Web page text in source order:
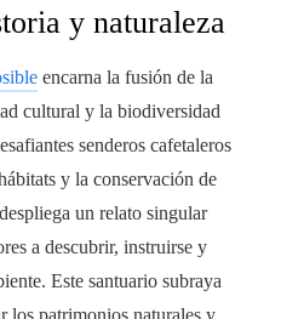
y naturaleza
encarna la fusión de la
cultural y la biodiversidad
senderos cafetaleros
y la conservación de
un relato singular
a descubrir, instruirse y
Este santuario subraya
los patrimonios naturales y